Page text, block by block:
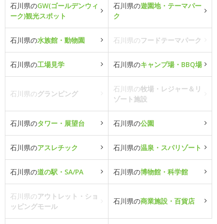
石川県のGW(ゴールデンウィ
ーク)観光スポット
石川県の遊園地・テーマパー
ク
石川県の水族館・動物園 石川県のフードテーマパーク
石川県の工場見学 石川県のキャンプ場・BBQ場
石川県のグランピング
石川県の牧場・レジャー＆リ
ゾート施設
石川県のタワー・展望台 石川県の公園
石川県のアスレチック 石川県の温泉・スパリゾート
石川県の道の駅・SA/PA 石川県の博物館・科学館
石川県のアウトレット・ショ
ッピングモール
石川県の商業施設・百貨店